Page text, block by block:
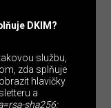
DKIM?
službu,
zda splňuje
hlavičky
a
sha256;